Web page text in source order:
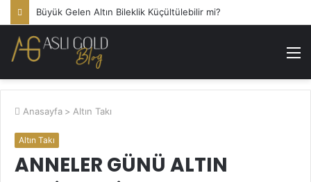
Büyük Gelen Altın Bileklik Küçültülebilir mi?
Anasayfa > Altın Takı
Altın Takı
ANNELER GÜNÜ ALTIN